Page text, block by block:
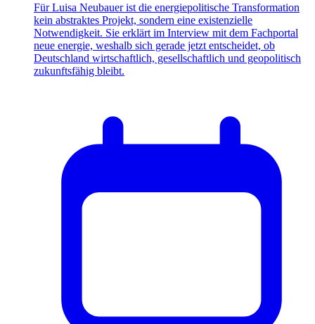
Für Luisa Neubauer ist die energiepolitische Transformation
kein abstraktes Projekt, sondern eine existenzielle
Notwendigkeit. Sie erklärt im Interview mit dem Fachportal
neue energie, weshalb sich gerade jetzt entscheidet, ob
Deutschland wirtschaftlich, gesellschaftlich und geopolitisch
zukunftsfähig bleibt.